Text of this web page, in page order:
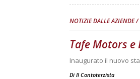
NOTIZIE DALLE AZIENDE
Tafe Motors
Inaugurato il nuovo
Di Il Contoterzista